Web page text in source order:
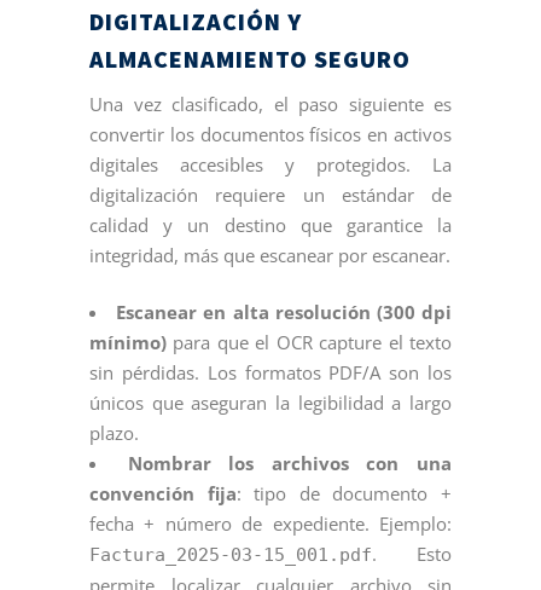
DIGITALIZACIÓN Y
ALMACENAMIENTO SEGURO
Una vez clasificado, el paso siguiente es
convertir los documentos físicos en activos
digitales accesibles y protegidos. La
digitalización requiere un estándar de
calidad y un destino que garantice la
integridad, más que escanear por escanear.
Escanear en alta resolución (300 dpi
mínimo) para que el OCR capture el texto
sin pérdidas. Los formatos PDF/A son los
únicos que aseguran la legibilidad a largo
plazo.
Nombrar los archivos con una
convención fija: tipo de documento +
fecha + número de expediente. Ejemplo:
Factura_2025-03-15_001.pdf. Esto